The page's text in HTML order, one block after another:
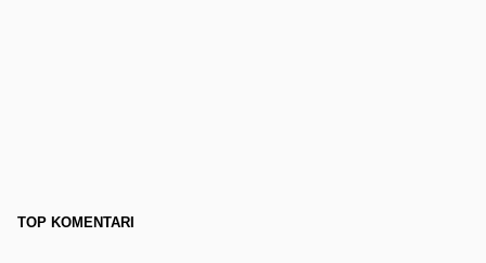
TOP KOMENTARI